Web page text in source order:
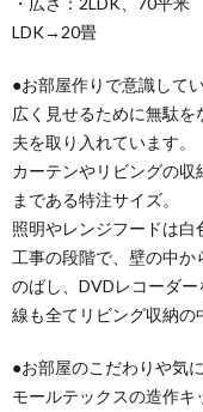
LDK→20畳
●お部屋作りで意識して
広く見せるために無駄
夫を取り入れています。
カーテンやリビングの
まである特注サイズ。
照明やレンジフードは白
工事の段階で、壁の中
のばし、DVDレコーダ
線も全てリビング収納の
●お部屋のこだわりや気
モールテックスの造作キ